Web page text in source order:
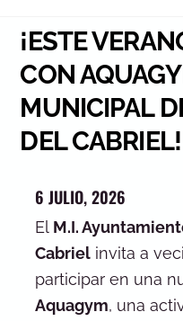
¡ESTE
CON
MUNICIPAL
DEL CABRIEL!
6 JULIO, 2026
El M.I.
Cabrielinvita a
participar en una
Aquagym, una